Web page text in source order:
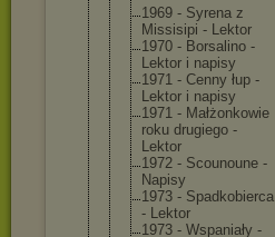
1969 - Syrena z
Missisipi - Lektor
1970 - Borsalino -
Lektor i napisy
1971 - Cenny łup -
Lektor i napisy
1971 - Małżonkowie
roku drugiego -
Lektor
1972 - Scounoune -
Napisy
1973 - Spadkobierca
- Lektor
1973 - Wspaniały -